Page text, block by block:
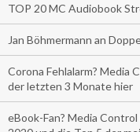
TOP 20 MC Audiobook
Jan Böhmermann an
Corona Fehlalarm? Media
der letzten 3 Monate hier
eBook-Fan? Media